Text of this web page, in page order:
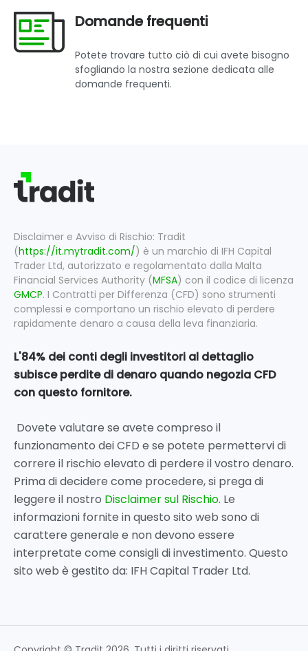
Domande frequenti
Potete trovare tutto ciò di cui avete bisogno
sfogliando la nostra sezione dedicata alle
domande frequenti.
Disclaimer e Avviso di Rischio: Tradit
(https://it.mytradit.com/) è un marchio di IFH Capital
Trader Ltd, autorizzato e regolamentato dalla Malta
Financial Services Authority (MFSA) con il codice di licenza
GMCP. I Contratti per Differenza (CFD) sono strumenti
complessi e comportano un rischio elevato di perdere
rapidamente denaro a causa della leva finanziaria.
L'84% dei conti degli investitori al dettaglio
subisce perdite di denaro quando negozia CFD
con questo fornitore.
Dovete valutare se avete compreso il
funzionamento dei CFD e se potete permettervi di
correre il rischio elevato di perdere il vostro denaro.
Prima di decidere come procedere, si prega di
leggere il nostro Disclaimer sul Rischio. Le
informazioni fornite in questo sito web sono di
carattere generale e non devono essere
interpretate come consigli di investimento. Questo
sito web è gestito da: IFH Capital Trader Ltd.